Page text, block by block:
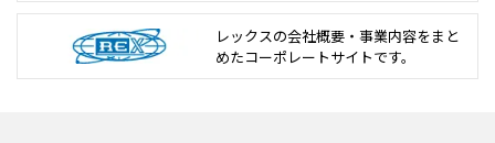
レックスの会社概要・事業内容をまと
めたコーポレートサイトです。